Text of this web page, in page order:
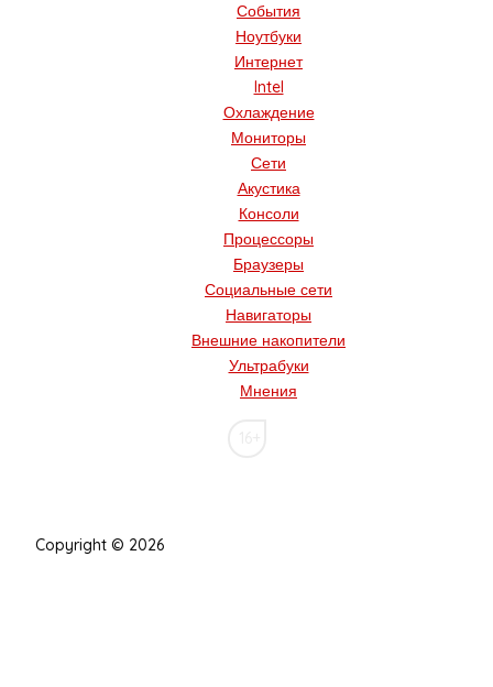
События
Ноутбуки
Интернет
Intel
Охлаждение
Мониторы
Сети
Акустика
Консоли
Процессоры
Браузеры
Социальные сети
Навигаторы
Внешние накопители
Ультрабуки
Мнения
Copyright © 2026